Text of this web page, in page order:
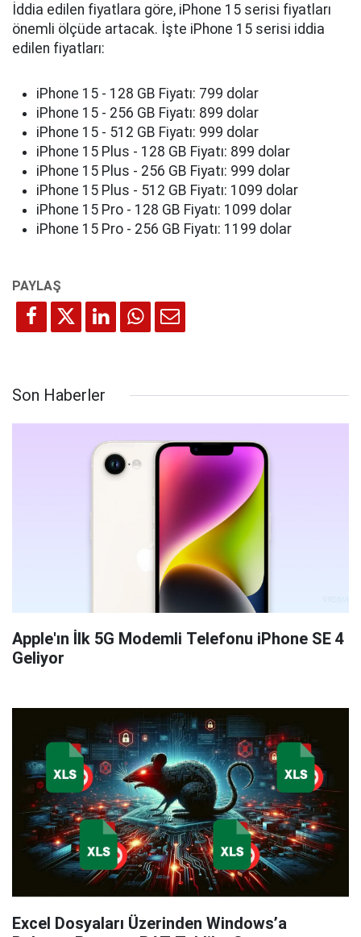
İddia edilen fiyatlara göre, iPhone 15 serisi fiyatları
önemli ölçüde artacak. İşte iPhone 15 serisi iddia
edilen fiyatları:
iPhone 15 - 128 GB Fiyatı: 799 dolar
iPhone 15 - 256 GB Fiyatı: 899 dolar
iPhone 15 - 512 GB Fiyatı: 999 dolar
iPhone 15 Plus - 128 GB Fiyatı: 899 dolar
iPhone 15 Plus - 256 GB Fiyatı: 999 dolar
iPhone 15 Plus - 512 GB Fiyatı: 1099 dolar
iPhone 15 Pro - 128 GB Fiyatı: 1099 dolar
iPhone 15 Pro - 256 GB Fiyatı: 1199 dolar
Son Haberler
Apple'ın İlk 5G Modemli Telefonu iPhone SE 4
Geliyor
Excel Dosyaları Üzerinden Windows’a